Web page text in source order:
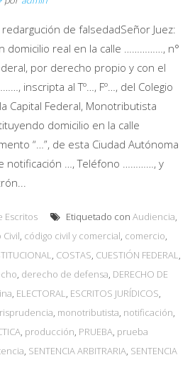
de falsedadSeñor Juez:
domicilio real en la calle ……………, n°
por derecho propio y con el
inscripta al Tº…, Fº…, del Colegio
Capital Federal, Monotributista
domicilio en la calle
“…”, de esta Ciudad Autónoma
notificación …, Teléfono …………, y
Escritos Etiquetado con Audiencia,
Civil, código civil y comercial, comercio,
, COSTAS, CUESTIÓN FEDERAL,
, derecho de defensa, DERECHO DE
, ELECTORAL, ESCRITOS JURÍDICOS,
, monotributista, notificación,
, producción, PRUEBA, prueba
, SENTENCIA ARBITRARIA, SENTENCIA